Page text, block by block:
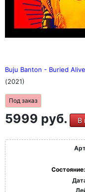
Buju Banton - Buried
(2021)
Под заказ
5999 руб. В
Состояние: